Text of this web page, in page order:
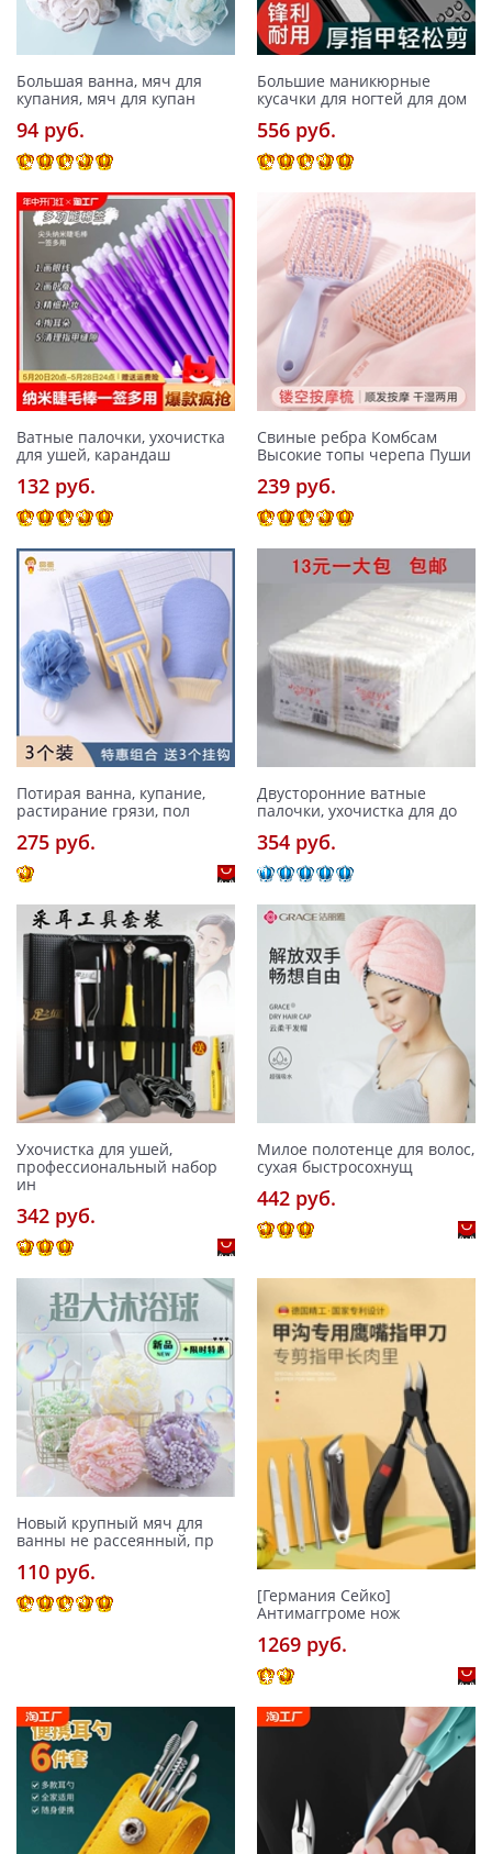
Большая ванна, мяч для
купания, мяч для купан
94 pуб.
Большие маникюрные
кусачки для ногтей для дом
556 pуб.
Ватные палочки, ухочистка
для ушей, карандаш
132 pуб.
Свиные ребра Комбсам
Высокие топы черепа Пуши
239 pуб.
Потирая ванна, купание,
растирание грязи, пол
275 pуб.
Двусторонние ватные
палочки, ухочистка для до
354 pуб.
Ухочистка для ушей,
профессиональный набор
ин
342 pуб.
Милое полотенце для волос,
сухая быстросохнущ
442 pуб.
Новый крупный мяч для
ванны не рассеянный, пр
110 pуб.
[Германия Сейко]
Антимаггроме нож
1269 pуб.